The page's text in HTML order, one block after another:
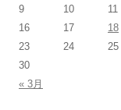
9
10 11
16
17 18
23
24 25
30
« 3月